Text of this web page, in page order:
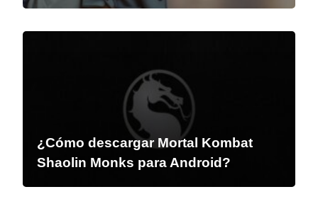
¿Cómo descargar Mortal Kombat
Shaolin Monks para Android?